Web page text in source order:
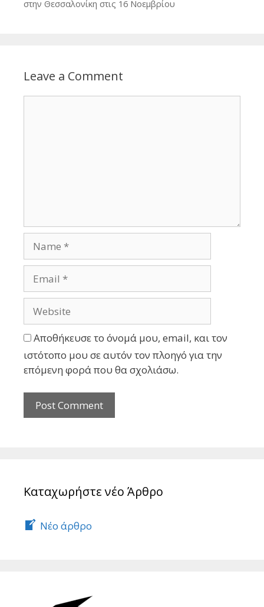
στην Θεσσαλονίκη στις 16 Νοεμβρίου
Leave a Comment
Αποθήκευσε το όνομά μου, email, και τον
ιστότοπο μου σε αυτόν τον πλοηγό για την
επόμενη φορά που θα σχολιάσω.
Καταχωρήστε νέο Άρθρο
Νέο άρθρο